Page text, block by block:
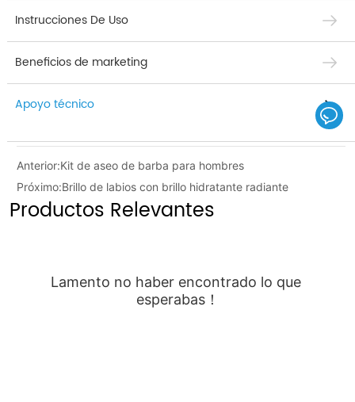
Instrucciones De Uso
Beneficios de marketing
Apoyo técnico
Anterior:Kit de aseo de barba para hombres
Próximo:Brillo de labios con brillo hidratante radiante
Productos Relevantes
Lamento no haber encontrado lo que
esperabas！